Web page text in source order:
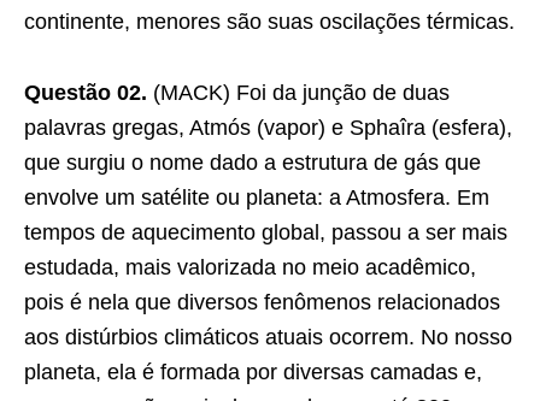
continente, menores são suas oscilações térmicas.
Questão 02. (MACK) Foi da junção de duas
palavras gregas, Atmós (vapor) e Sphaîra (esfera),
que surgiu o nome dado a estrutura de gás que
envolve um satélite ou planeta: a Atmosfera. Em
tempos de aquecimento global, passou a ser mais
estudada, mais valorizada no meio acadêmico,
pois é nela que diversos fenômenos relacionados
aos distúrbios climáticos atuais ocorrem. No nosso
planeta, ela é formada por diversas camadas e,